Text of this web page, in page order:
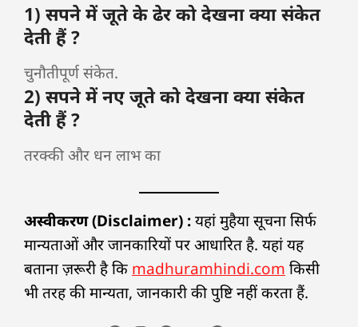
1) सपने में जूते के ढेर को देखना क्या संकेत
देती हैं ?
चुनौतीपूर्ण संकेत.
2) सपने में नए जूते को देखना क्या संकेत
देती हैं ?
तरक्की और धन लाभ का
अस्वीकरण (Disclaimer) :यहां मुहैया सूचना सिर्फ
मान्यताओं और जानकारियों पर आधारित है. यहां यह
बताना ज़रूरी है कि madhuramhindi.com किसी
भी तरह की मान्यता, जानकारी की पुष्टि नहीं करता हैं.